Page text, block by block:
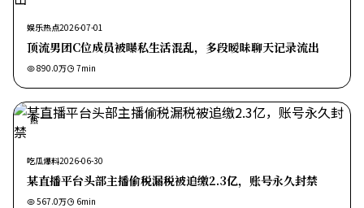
娱乐热点2026-07-01
顶流男团C位成员被曝私生活混乱，多段暧昧聊天记录流出
890.0万 7min
热
吃瓜爆料2026-06-30
某直播平台头部主播偷税漏税被追缴2.3亿，账号永久封禁
567.0万 6min